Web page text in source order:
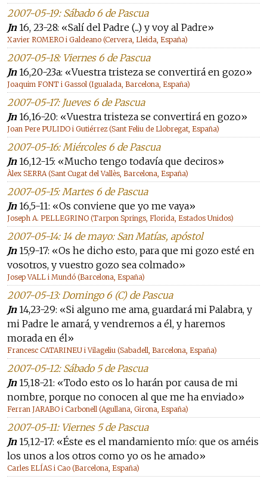
2007-05-19: Sábado 6 de Pascua
Jn16, 23-28: «Salí del Padre (...) y voy al Padre»
Xavier ROMERO i Galdeano (Cervera, Lleida, España)
2007-05-18: Viernes 6 de Pascua
Jn16,20-23a: «Vuestra tristeza se convertirá en gozo»
Joaquim FONT i Gassol (Igualada, Barcelona, España)
2007-05-17: Jueves 6 de Pascua
Jn16,16-20: «Vuestra tristeza se convertirá en gozo»
Joan Pere PULIDO i Gutiérrez (Sant Feliu de Llobregat, España)
2007-05-16: Miércoles 6 de Pascua
Jn16,12-15: «Mucho tengo todavía que deciros»
Àlex SERRA (Sant Cugat del Vallès, Barcelona, España)
2007-05-15: Martes 6 de Pascua
Jn16,5-11: «Os conviene que yo me vaya»
Joseph A. PELLEGRINO (Tarpon Springs, Florida, Estados Unidos)
2007-05-14: 14 de mayo: San Matías, apóstol
Jn15,9-17: «Os he dicho esto, para que mi gozo esté en
vosotros, y vuestro gozo sea colmado»
Josep VALL i Mundó (Barcelona, España)
2007-05-13: Domingo 6 (C) de Pascua
Jn14,23-29: «Si alguno me ama, guardará mi Palabra, y
mi Padre le amará, y vendremos a él, y haremos
morada en él»
Francesc CATARINEU i Vilageliu (Sabadell, Barcelona, España)
2007-05-12: Sábado 5 de Pascua
Jn15,18-21: «Todo esto os lo harán por causa de mi
nombre, porque no conocen al que me ha enviado»
Ferran JARABO i Carbonell (Agullana, Girona, España)
2007-05-11: Viernes 5 de Pascua
Jn15,12-17: «Éste es el mandamiento mío: que os améis
los unos a los otros como yo os he amado»
Carles ELÍAS i Cao (Barcelona, España)